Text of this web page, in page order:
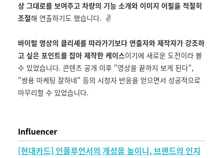
상 그대로를 보여주고 차량의 기능 소개와 이미지 어필을 적절히
조절해 연출하기도 했습니다. ✌️
바이럴 영상의 클리셰를 따라가기보다 연출자와 제작자가 강조하
고 싶은 포인트를 잡아 제작한 케이스이기에 새로운 도전이라 볼
수 있었습니다. 콘텐츠 공개 이후 "영상을 끝까지 보게 된다",
"쌍용 마케팅 잘하네" 등의 시청자 반응을 얻으면서 성공적으로
마무리할 수 있었습니다.
Influencer
[현대카드] 인플루언서의 개성을 높이니, 브랜드의 인지